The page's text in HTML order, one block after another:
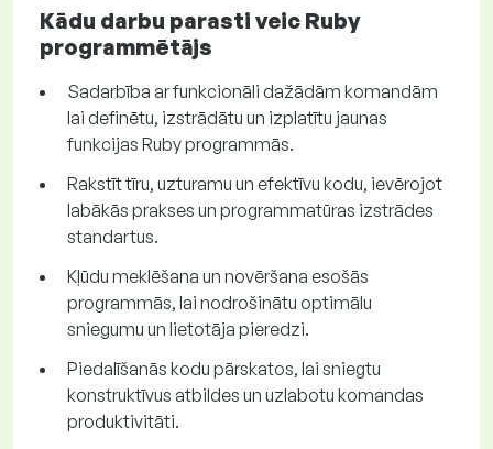
Kādu darbu parasti veic Ruby
programmētājs
Sadarbība ar funkcionāli dažādām komandām
lai definētu, izstrādātu un izplatītu jaunas
funkcijas Ruby programmās.
Rakstīt tīru, uzturamu un efektīvu kodu, ievērojot
labākās prakses un programmatūras izstrādes
standartus.
Kļūdu meklēšana un novēršana esošās
programmās, lai nodrošinātu optimālu
sniegumu un lietotāja pieredzi.
Piedalīšanās kodu pārskatos, lai sniegtu
konstruktīvus atbildes un uzlabotu komandas
produktivitāti.